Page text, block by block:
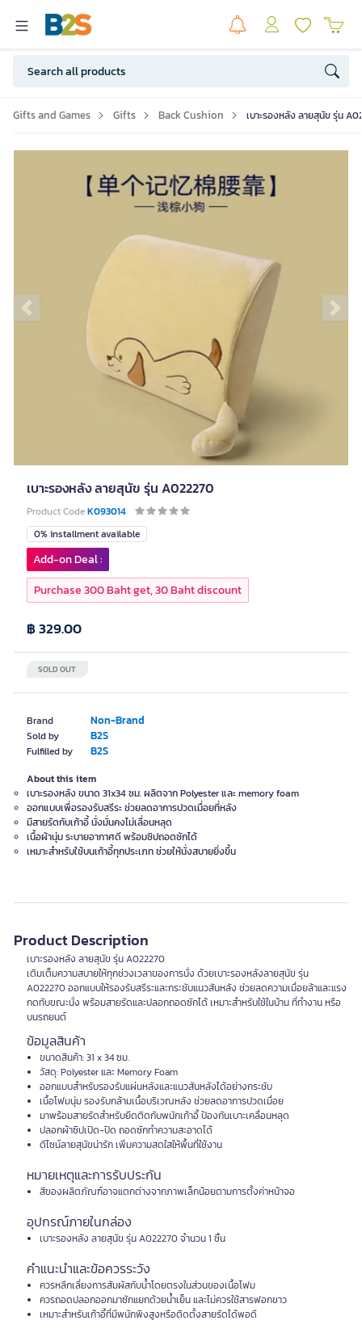
Gifts and Games Gifts Back Cushion เบาะรองหลัง ลายสุนัข รุ่น
Previous slide
เบาะรองหลัง ลายสุนัข รุ่น A022270
Product CodeK093014
Brand Non-Brand
Sold by B2S
Fulfilled by B2S
0% installment available
SOLD OUT
฿ 329.00
Add-on Deal :
Purchase 300 Baht get, 30 Baht discount
About this item
เบาะรองหลัง ขนาด 31x34 ซม. ผลิตจาก Polyester และ memory foam
ออกแบบเพื่อรองรับสรีระ ช่วยลดอาการปวดเมื่อยที่หลัง
มีสายรัดกับเก้าอี้ นั่งมั่นคงไม่เลื่อนหลุด
เนื้อผ้านุ่ม ระบายอากาศดี พร้อมซิปถอดซักได้
เหมาะสำหรับใช้บนเก้าอี้ทุกประเภท ช่วยให้นั่งสบายยิ่งขึ้น
Product Description
เบาะรองหลัง ลายสุนัข รุ่น A022270
เติมเต็มความสบายให้ทุกช่วงเวลาของการนั่ง ด้วยเบาะรองหลังลายสุนัข รุ่น
A022270 ออกแบบให้รองรับสรีระและกระชับแนวสันหลัง ช่วยลดความเมื่อยล้าและแรง
กดทับขณะนั่ง พร้อมสายรัดและปลอกถอดซักได้ เหมาะสำหรับใช้ในบ้าน ที่ทำงาน หรือ
บนรถยนต์
ข้อมูลสินค้า
ขนาดสินค้า: 31 x 34 ซม.
วัสดุ: Polyester และ Memory Foam
ออกแบบสำหรับรองรับแผ่นหลังและแนวสันหลังได้อย่างกระชับ
เนื้อโฟมนุ่ม รองรับกล้ามเนื้อบริเวณหลัง ช่วยลดอาการปวดเมื่อย
มาพร้อมสายรัดสำหรับยึดติดกับพนักเก้าอี้ ป้องกันเบาะเคลื่อนหลุด
ปลอกผ้าซิปเปิด-ปิด ถอดซักทำความสะอาดได้
ดีไซน์ลายสุนัขน่ารัก เพิ่มความสดใสให้พื้นที่ใช้งาน
หมายเหตุและการรับประกัน
สีของผลิตภัณฑ์อาจแตกต่างจากภาพเล็กน้อยตามการตั้งค่าหน้าจอ
อุปกรณ์ภายในกล่อง
เบาะรองหลัง ลายสุนัข รุ่น A022270 จำนวน 1 ชิ้น
คำแนะนำและข้อควรระวัง
ควรหลีกเลี่ยงการสัมผัสกับน้ำโดยตรงในส่วนของเนื้อโฟม
ควรถอดปลอกออกมาซักแยกด้วยน้ำเย็น และไม่ควรใช้สารฟอกขาว
เหมาะสำหรับเก้าอี้ที่มีพนักพิงสูงหรือติดตั้งสายรัดได้พอดี